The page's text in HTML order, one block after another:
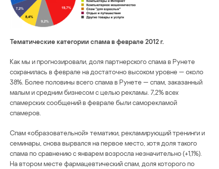
Тематические категории спама в феврале 2012 г.
Как мы и прогнозировали, доля партнерского спама в Рунете
сохранилась в феврале на достаточно высоком уровне — около
38%. Более половины всего спама в Рунете — спам, заказанный
малым и средним бизнесом с целью рекламы. 7,2% всех
спамерских сообщений в феврале были саморекламой
спамеров.
Спам «образовательной» тематики, рекламирующий тренинги и
семинары, снова вырвался на первое место, хотя доля такого
спама по сравнению с январем возросла незначительно (+1,1%).
На втором месте фармацевтический спам, доля которого по